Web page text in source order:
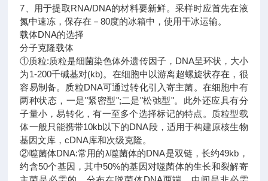
7、用于提取RNA/DNA的材料要新鲜。采样时应首先在液
氮中速冻，保存在－80度的冰箱中，使用干冰运输。
载体DNA的选择
分子克隆载体
①质粒:质粒是细菌染色体外遗传因子，DNA呈环状，大小
为1-200千碱基对(kb)。在细胞中以游离超螺旋状存在，很
容易制备。质粒DNA可通过转化引入寄主菌。在细胞中有
两种状态，一是"紧密型";二是"松弛型"。此外还应具有分
子量小，易转化，有一至多个选择标记的特点。质粒型载
体一般只能携带10kb以下的DNA段，适用于构建原核生物
基因文库，cDNA库和次级克隆。
②噬菌体DNA:常用的λ噬菌体的DNA是双链，长约49kb，
约含50个基因，其中50%的基因对噬菌体的生长和裂解寄